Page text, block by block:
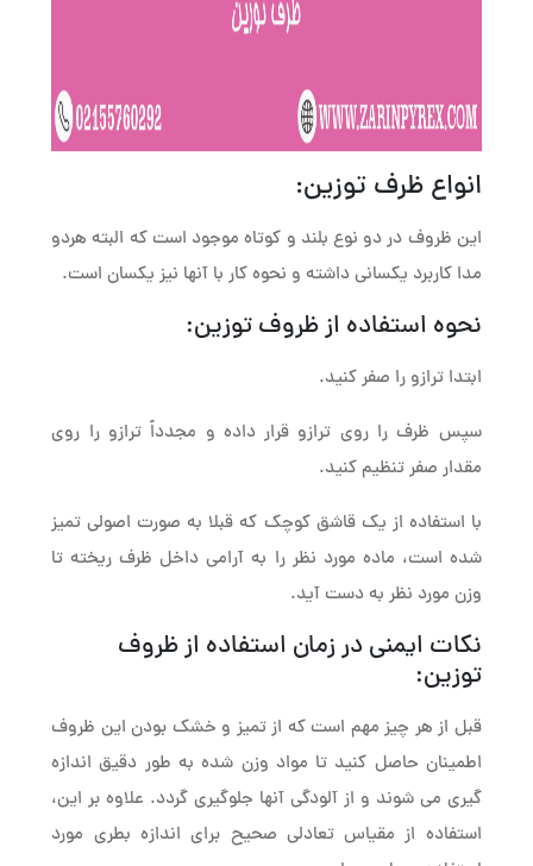
انواع ظرف توزین:
این ظروف در دو نوع بلند و کوتاه موجود است که البته هردو
مدا کاربرد یکسانی داشته و نحوه کار با آنها نیز یکسان است.
نحوه استفاده از ظروف توزین:
ابتدا ترازو را صفر کنید.
سپس ظرف را روی ترازو قرار داده و مجدداً ترازو را روی
مقدار صفر تنظیم کنید.
با استفاده از یک قاشق کوچک که قبلا به صورت اصولی تمیز
شده است، ماده مورد نظر را به آرامی داخل ظرف ریخته تا
وزن مورد نظر به دست آید.
نکات ایمنی در زمان استفاده از ظروف
توزین:
قبل از هر چیز مهم است که از تمیز و خشک بودن این ظروف
اطمینان حاصل کنید تا مواد وزن شده به طور دقیق اندازه
گیری می شوند و از آلودگی آنها جلوگیری گردد. علاوه بر این،
استفاده از مقیاس تعادلی صحیح برای اندازه بطری مورد